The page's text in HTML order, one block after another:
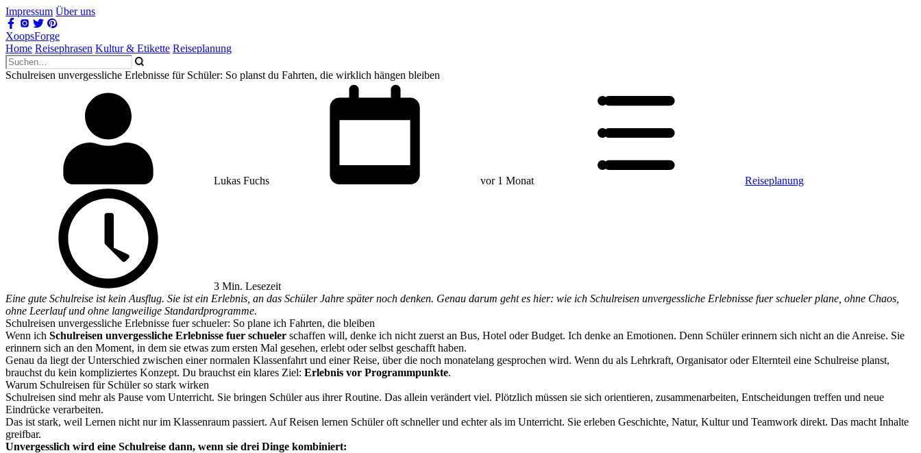
Impressum Über uns
XoopsForge
Home Reisephrasen Kultur & Etikette Reiseplanung
Schulreisen unvergessliche Erlebnisse für Schüler: So planst du Fahrten, die wirklich hängen bleiben
Lukas Fuchs vor 1 Monat Reiseplanung
3 Min. Lesezeit
Eine gute Schulreise ist kein Ausflug. Sie ist ein Erlebnis, an das Schüler Jahre später noch denken. Genau darum geht es hier: wie ich Schulreisen unvergessliche Erlebnisse fuer schueler plane, ohne Chaos,
ohne Leerlauf und ohne langweilige Standardprogramme.
Schulreisen unvergessliche Erlebnisse fuer schueler: So plane ich Fahrten, die bleiben
Wenn ich Schulreisen unvergessliche Erlebnisse fuer schueler schaffen will, denke ich nicht zuerst an Bus, Hotel oder Budget. Ich denke an Emotionen. Denn Schüler erinnern sich nicht an die Anreise. Sie
erinnern sich an den Moment, in dem sie etwas zum ersten Mal gesehen, erlebt oder selbst geschafft haben.
Genau da liegt der Unterschied zwischen einer normalen Klassenfahrt und einer Reise, über die noch monatelang gesprochen wird. Wenn du als Lehrkraft, Organisator oder Elternteil eine Schulreise planst,
brauchst du kein kompliziertes Konzept. Du brauchst ein klares Ziel: Erlebnis vor Programmpunkte.
Warum Schulreisen für Schüler so stark wirken
Schulreisen sind mehr als Pause vom Unterricht. Sie bringen Schüler aus ihrer Routine. Das allein verändert viel. Plötzlich müssen sie sich orientieren, zusammenarbeiten, Entscheidungen treffen und neue
Eindrücke verarbeiten.
Das ist stark, weil Lernen nicht nur im Klassenraum passiert. Auf Reisen lernen Schüler oft schneller und echter als im Unterricht. Sie erleben Geschichte, Natur, Kultur und Teamwork direkt. Das macht Inhalte
greifbar.
Unvergesslich wird eine Schulreise dann, wenn sie drei Dinge kombiniert: